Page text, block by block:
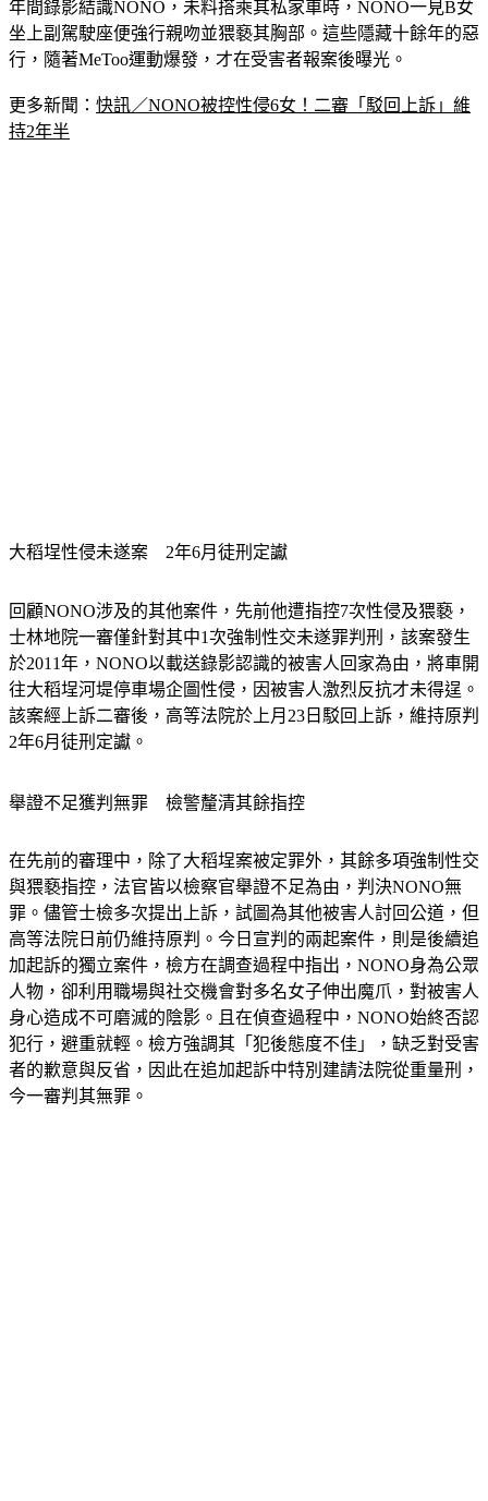
材優勢將其壓制在美容床上強行性侵。另一名B女則是在2011
年間錄影結識NONO，未料搭乘其私家車時，NONO一見B女
坐上副駕駛座便強行親吻並猥褻其胸部。這些隱藏十餘年的惡
更多新聞：
回顧NONO涉及的其他案件，先前他遭指控7次性侵及猥褻，
士林地院一審僅針對其中1次強制性交未遂罪判刑，該案發生
於2011年，NONO以載送錄影認識的被害人回家為由，將車開
往大稻埕河堤停車場企圖性侵，因被害人激烈反抗才未得逞。
該案經上訴二審後，高等法院於上月23日駁回上訴，維持原判
在先前的審理中，除了大稻埕案被定罪外，其餘多項強制性交
與猥褻指控，法官皆以檢察官舉證不足為由，判決NONO無
罪。儘管士檢多次提出上訴，試圖為其他被害人討回公道，但
高等法院日前仍維持原判。今日宣判的兩起案件，則是後續追
加起訴的獨立案件，檢方在調查過程中指出，NONO身為公眾
人物，卻利用職場與社交機會對多名女子伸出魔爪，對被害人
身心造成不可磨滅的陰影。且在偵查過程中，NONO始終否認
犯行，避重就輕。檢方強調其「犯後態度不佳」，缺乏對受害
者的歉意與反省，因此在追加起訴中特別建請法院從重量刑，